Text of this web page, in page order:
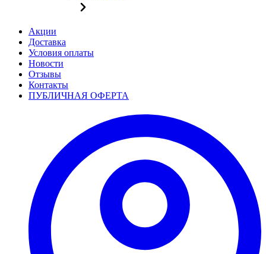
Акции
Доставка
Условия оплаты
Новости
Отзывы
Контакты
ПУБЛИЧНАЯ ОФЕРТА